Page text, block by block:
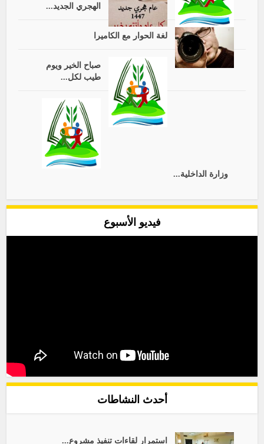
الهجري الجديد...
لغة الحوار مع الكاميرا
صباح الخير ويوم
طيب لكل...
وزارة الداخلية...
فيديو الأسبوع
أحدث النشاطات
استمرار لقاءات تنفيذ مشروع...